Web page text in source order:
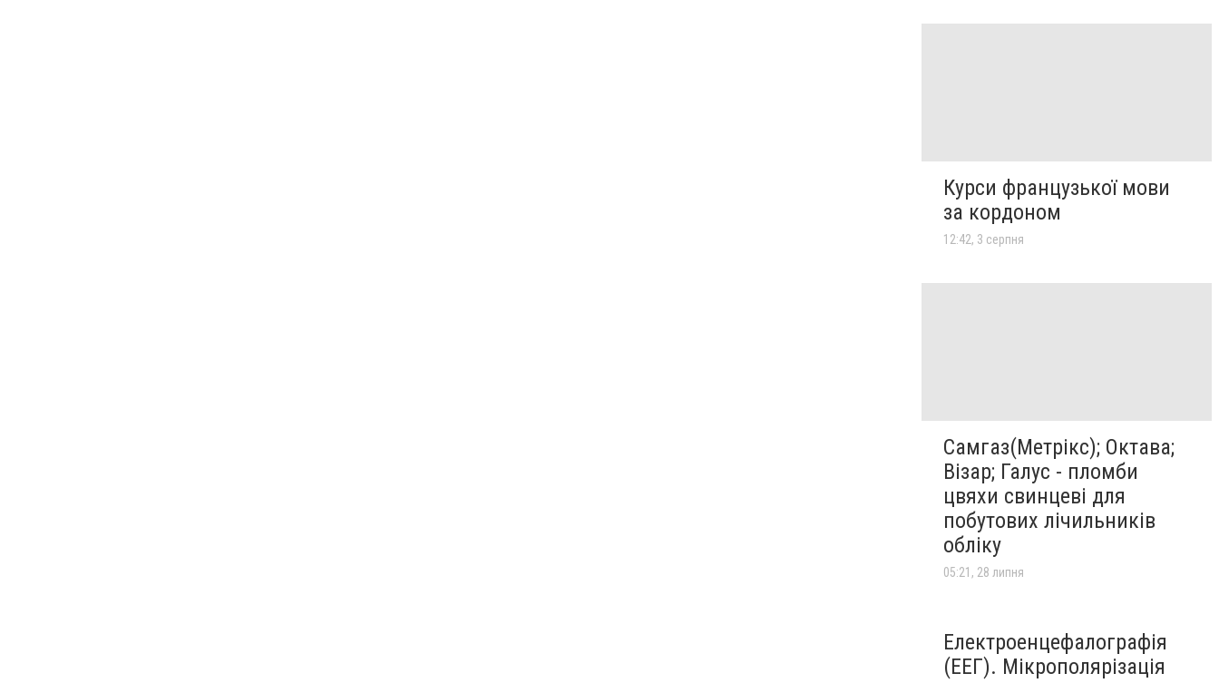
Курси французької мови
за кордоном
12:42, 3 серпня
Самгаз(Метрікс); Октава;
Візар; Галус - пломби
цвяхи свинцеві для
побутових лічильників
обліку
05:21, 28 липня
Електроенцефалографія
(ЕЕГ). Мікрополярізація